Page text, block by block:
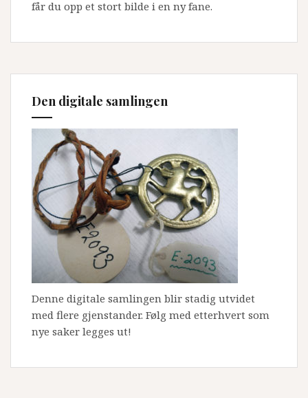
får du opp et stort bilde i en ny fane.
Den digitale samlingen
Denne digitale samlingen blir stadig utvidet
med flere gjenstander. Følg med etterhvert som
nye saker legges ut!